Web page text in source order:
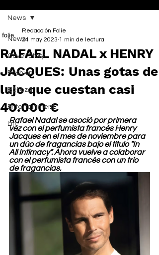
News
Cover Story
Fashion
Belleza
Entertainment
Life
News
RAFAEL NADAL x HENRY
JACQUES: Unas gotas de
lujo que cuestan casi
40.000 €
Redacción Folie
24 may 2023 1 min de lectura
Rafael Nadal se asoció por primera
vez con el perfumista francés Henry
Jacques en el mes de noviembre para
un dúo de fragancias bajo el título "In
All Intimacy". Ahora vuelve a colaborar
con el perfumista francés con un trío
de fragancias.